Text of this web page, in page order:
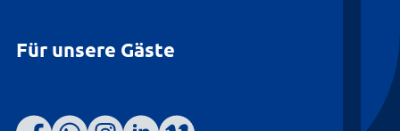
Für unsere Gäste